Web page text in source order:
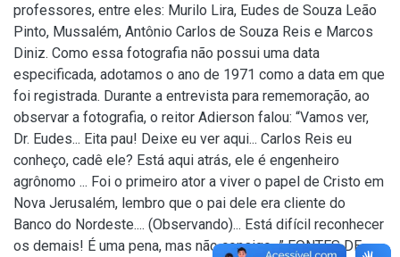
professores, entre eles: Murilo Lira, Eudes de Souza Leão
Pinto, Mussalém, Antônio Carlos de Souza Reis e Marcos
Diniz. Como essa fotografia não possui uma data
especificada, adotamos o ano de 1971 como a data em que
foi registrada. Durante a entrevista para rememoração, ao
observar a fotografia, o reitor Adierson falou: “Vamos ver,
Dr. Eudes... Eita pau! Deixe eu ver aqui... Carlos Reis eu
conheço, cadê ele? Está aqui atrás, ele é engenheiro
agrônomo ... Foi o primeiro ator a viver o papel de Cristo em
Nova Jerusalém, lembro que o pai dele era cliente do
Banco do Nordeste.... (Observando)... Está difícil reconhecer
os demais! É uma pena, mas não consigo...” FONTES DE